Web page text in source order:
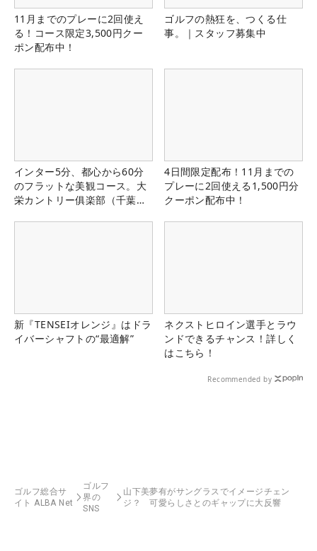
11月までのプレーに2回使え
る！コース限定3,500円クー
ポン配布中！
ゴルフの熱狂を、つくる仕
事。｜スタッフ募集中
インター5分、都心から60分
のフラットな美観コース。大
栄カントリー俱楽部（千葉
4日間限定配布！11月までの
プレーに2回使える1,500円分
クーポン配布中！
新『TENSEIオレンジ』はドラ
イバーシャフトの“最適解”
ネクストヒロイン選手とラウ
ンドできるチャンス！詳しく
はこちら！
Recommended by
ゴルフ総合サ
イト ALBA Net
ゴルフ
界の
SNS
山下美夢有がサングラスでイメージチェン
ジ？ 可愛らしさとのギャップに大反響